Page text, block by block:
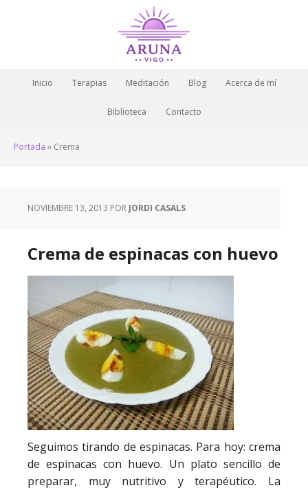
Inicio Terapias Meditación Blog Acerca de mí
Biblioteca Contacto
Portada » Crema
NOVIEMBRE 13, 2013 POR JORDI CASALS
Crema de espinacas con huevo
Seguimos tirando de espinacas. Para hoy: crema
de espinacas con huevo. Un plato sencillo de
preparar, muy nutritivo y terapéutico. La